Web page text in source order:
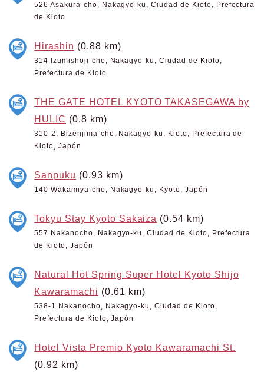
526 Asakura-cho, Nakagyo-ku, Ciudad de Kioto, Prefectura
de Kioto
Hirashin (0.88 km)
314 Izumishoji-cho, Nakagyo-ku, Ciudad de Kioto,
Prefectura de Kioto
THE GATE HOTEL KYOTO TAKASEGAWA by
HULIC (0.8 km)
310-2, Bizenjima-cho, Nakagyo-ku, Kioto, Prefectura de
Kioto, Japón
Sanpuku (0.93 km)
140 Wakamiya-cho, Nakagyo-ku, Kyoto, Japón
Tokyu Stay Kyoto Sakaiza (0.54 km)
557 Nakanocho, Nakagyo-ku, Ciudad de Kioto, Prefectura
de Kioto, Japón
Natural Hot Spring Super Hotel Kyoto Shijo
Kawaramachi (0.61 km)
538-1 Nakanocho, Nakagyo-ku, Ciudad de Kioto,
Prefectura de Kioto, Japón
Hotel Vista Premio Kyoto Kawaramachi St.
(0.92 km)